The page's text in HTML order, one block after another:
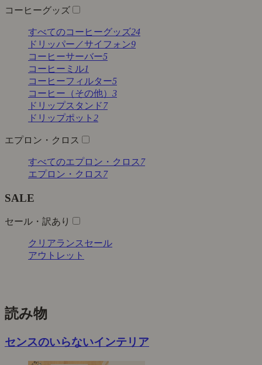
コーヒーグッズ
すべてのコーヒーグッズ24
ドリッパー／サイフォン9
コーヒーサーバー5
コーヒーミル1
コーヒーフィルター5
コーヒー（その他） 3
ドリップスタンド7
ドリップポット 2
エプロン・クロス
すべてのエプロン・クロス 7
エプロン・クロス 7
SALE
セール・訳あり
クリアランスセール
アウトレット
読み物
センスのいらないインテリア